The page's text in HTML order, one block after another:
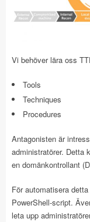
Vi behöver lära oss
Tools
Techniques
Procedures
Antagonisten är
administratörer. Detta
en domänkontrollant
För automatisera
PowerShell-script.
leta upp